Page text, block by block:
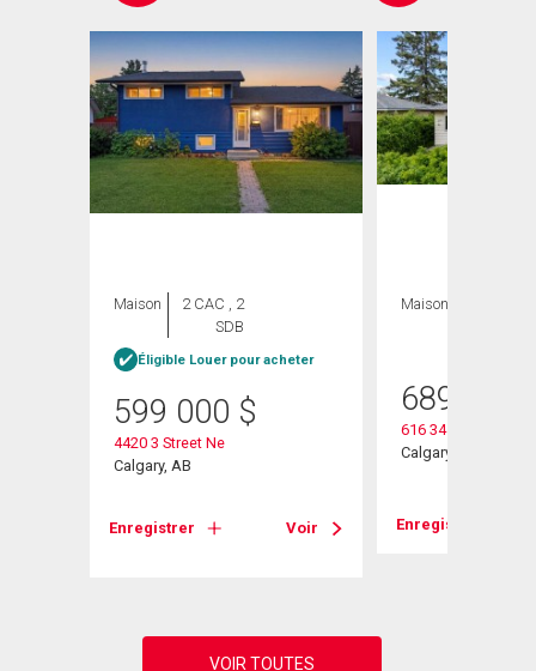
Maison
2 CAC , 2
SDB
Éligible Louer pour acheter
599 000 $
4420 3 Street Ne
Calgary, AB
Enregistrer Voir
Maison
689 000
616 34 Avenue Ne
Calgary, AB
Enregistrer